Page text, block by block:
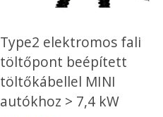
Type2 elektromos fali
töltőpont beépített
töltőkábellel MINI
autókhoz > 7,4 kW